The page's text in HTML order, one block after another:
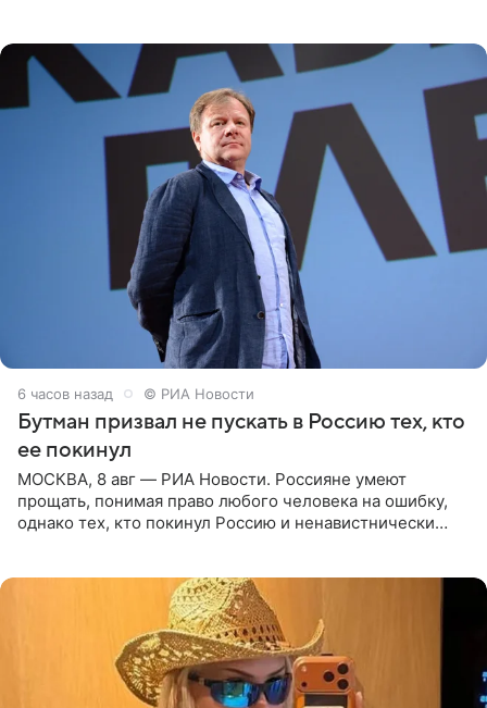
6 часов назад © РИА Новости
Бутман призвал не пускать в Россию тех, кто
ее покинул
МОСКВА, 8 авг — РИА Новости. Россияне умеют
прощать, понимая право любого человека на ошибку,
однако тех, кто покинул Россию и ненавистнически